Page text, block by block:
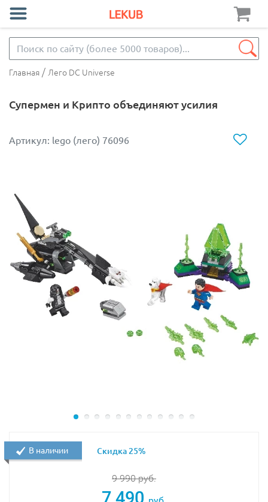
Главная / Лего DC Universe
Супермен и Крипто объединяют усилия
Артикул: lego (лего) 76096
9 990руб.
В наличии Скидка 25%